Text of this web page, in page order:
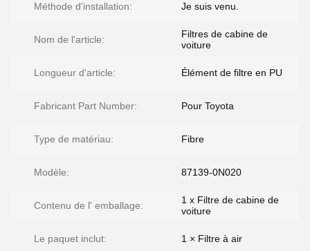
Méthode d'installation: Je suis venu.
Nom de l'article:
Filtres de cabine de
voiture
Longueur d'article: Élément de filtre en PU
Fabricant Part Number: Pour Toyota
Type de matériau: Fibre
Modèle: 87139-0N020
Contenu de l' emballage:
1 x Filtre de cabine de
voiture
Le paquet inclut: 1 × Filtre à air